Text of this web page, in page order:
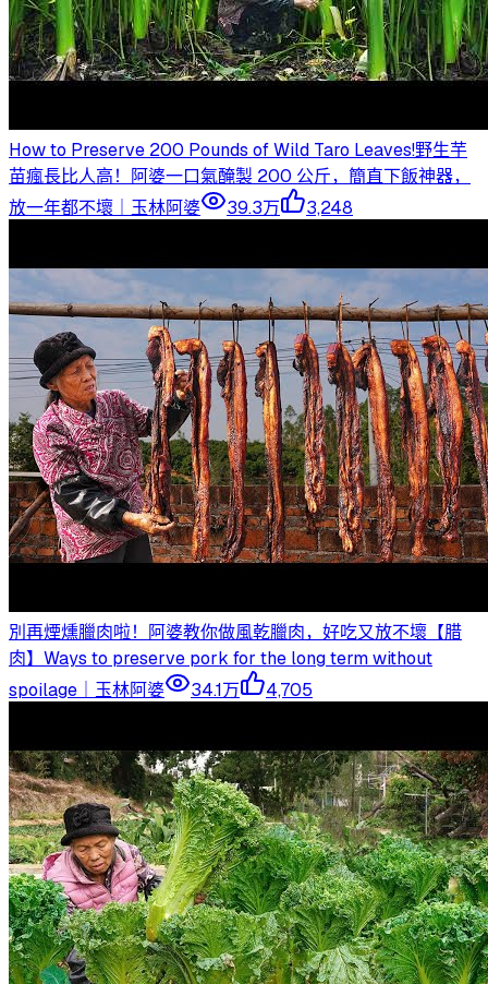
How to Preserve 200 Pounds of Wild Taro Leaves!野生芋
苗瘋長比人高！阿婆一口氣醃製 200 公斤，簡直下飯神器，
放一年都不壞｜玉林阿婆
39.3万 3,248
別再煙燻臘肉啦！阿婆教你做風乾臘肉，好吃又放不壞【腊
肉】Ways to preserve pork for the long term without
spoilage｜玉林阿婆
34.1万 4,705